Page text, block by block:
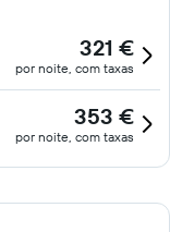
321 €
por noite, com taxas
353 €
por noite, com taxas